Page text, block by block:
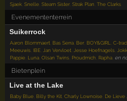
Sjaek ,Snelle ,Steam Sister ,Strak Plan ,The Clarks
Evenemententerrein
Suikerrock
Aaron Blommaert Bas Serra Ber BOY&GIRL ,C-
Meeuwis IBE Jan Vervloet Jesse Hoefnagels
Pappie Luna ,Olsan Twins Proudmich Rapha en
Bietenplein
Live at the Lake
Baby Blue Billy the Kit ,Charly Lownoise De Lieve